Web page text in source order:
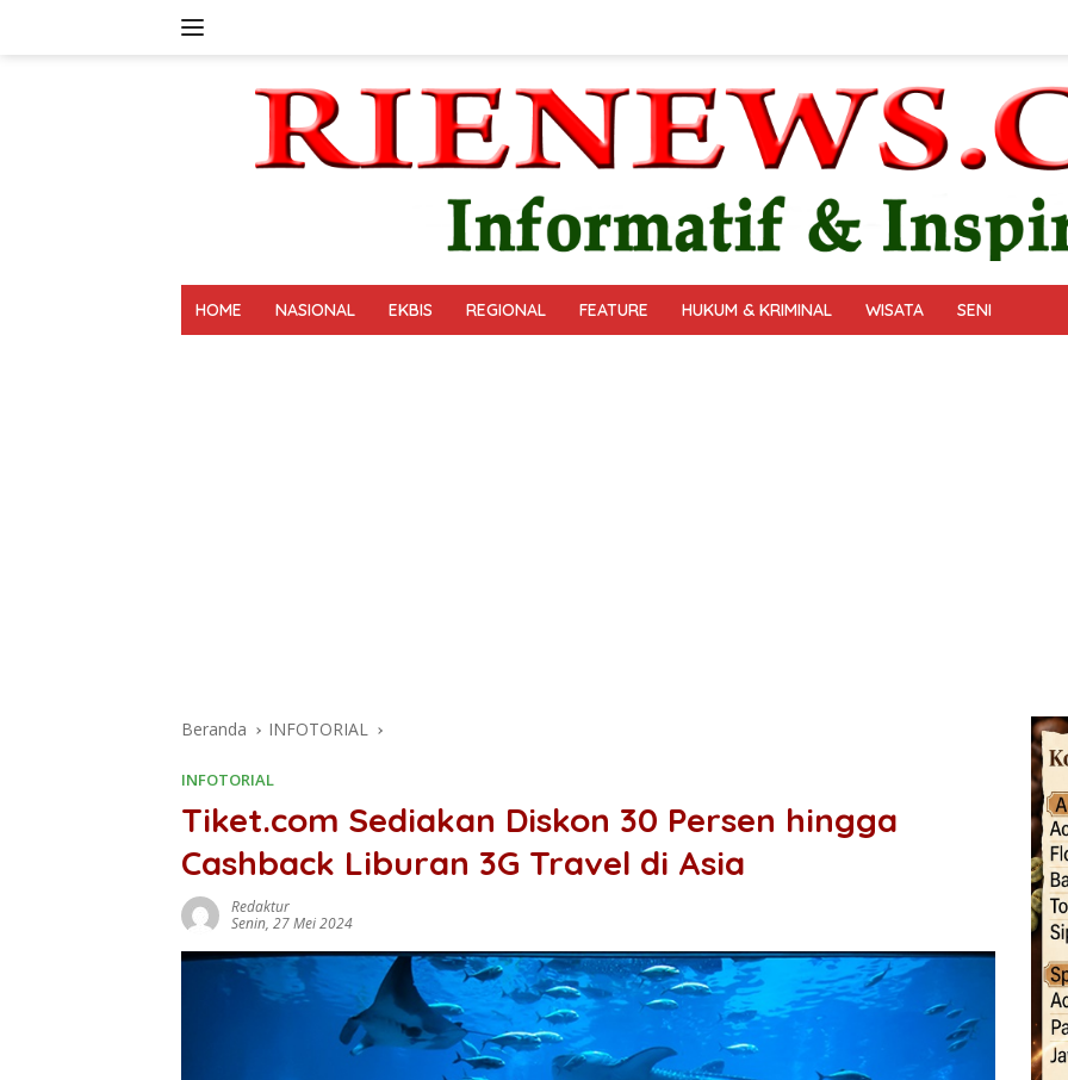
HOME NASIONAL EKBIS REGIONAL FEATURE HUKUM & KRIMINAL WISATA SENI
Beranda INFOTORIAL
INFOTORIAL
Tiket.com Sediakan Diskon 30 Persen hingga
Cashback Liburan 3G Travel di Asia
Redaktur
Senin, 27 Mei 2024